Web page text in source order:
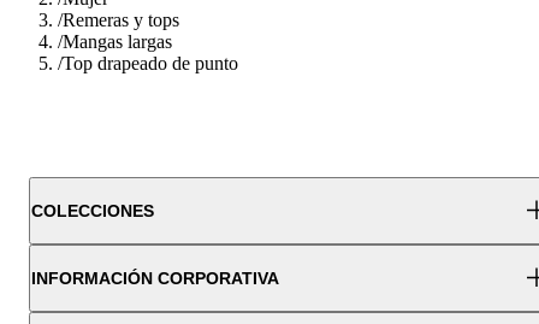
/Remeras y tops
/Mangas largas
/Top drapeado de punto
COLECCIONES
INFORMACIÓN CORPORATIVA